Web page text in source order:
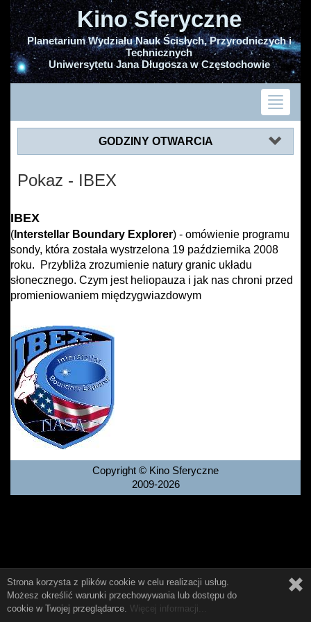
Kino Sferyczne
Planetarium Wydziału Nauk Ścisłych, Przyrodniczych i
Technicznych
Uniwersytetu Jana Długosza w Częstochowie
GODZINY OTWARCIA
Pokaz - IBEX
IBEX
( Interstellar Boundary Explorer) - omówienie programu
sondy, która została wystrzelona 19 października 2008
roku. Przybliża zrozumienie natury granic układu
słonecznego. Czym jest heliopauza i jak nas chroni przed
promieniowaniem międzygwiazdowym
Copyright © Kino Sferyczne
2009-2026
Strona korzysta z plików cookie w celu realizacji usług.
Możesz określić warunki przechowywania lub dostępu do
cookie w Twojej przeglądarce. Więcej informacji...